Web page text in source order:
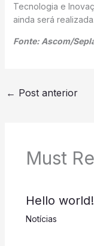
Tecnologia e
ainda será realizada.
Fonte: Ascom/
← Post anterior
Must
Hello world!
Notícias